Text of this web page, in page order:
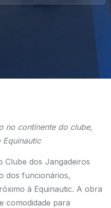
no continente do clube,
Clube dos Jangadeiros
dos funcionários,
à Equinautic. A obra
comodidade para